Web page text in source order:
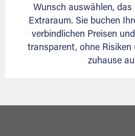
Wunsch auswählen, das
Extraraum. Sie buchen
verbindlichen Preisen
transparent, ohne Risiken
zuhause